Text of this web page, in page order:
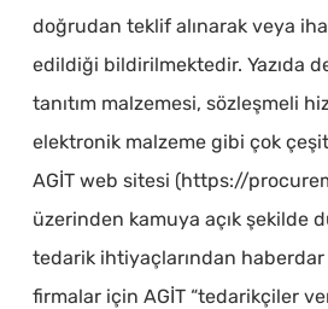
doğrudan teklif alınarak veya
edildiği bildirilmektedir. Yazıda
tanıtım malzemesi, sözleşmeli
elektronik malzeme gibi çok
AGİT web sitesi (https://
üzerinden kamuya açık şekilde
tedarik ihtiyaçlarından
firmalar için AGİT “tedarikçiler